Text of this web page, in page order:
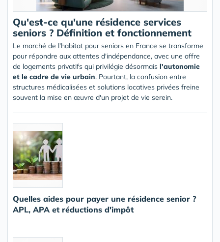
Qu'est-ce qu'une résidence services
seniors ? Définition et fonctionnement
Le marché de l'habitat pour seniors en France se transforme
pour répondre aux attentes d'indépendance, avec une offre
de logements privatifs qui privilégie désormais l'autonomie
et le cadre de vie urbain. Pourtant, la confusion entre
structures médicalisées et solutions locatives privées freine
souvent la mise en œuvre d'un projet de vie serein.
Quelles aides pour payer une résidence senior ?
APL, APA et réductions d'impôt